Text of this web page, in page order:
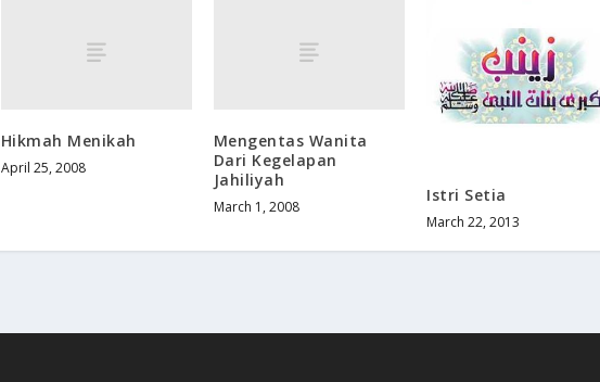
Hikmah Menikah
April 25, 2008
Mengentas Wanita
Dari Kegelapan
Jahiliyah
March 1, 2008
Istri Setia
March 22, 2013